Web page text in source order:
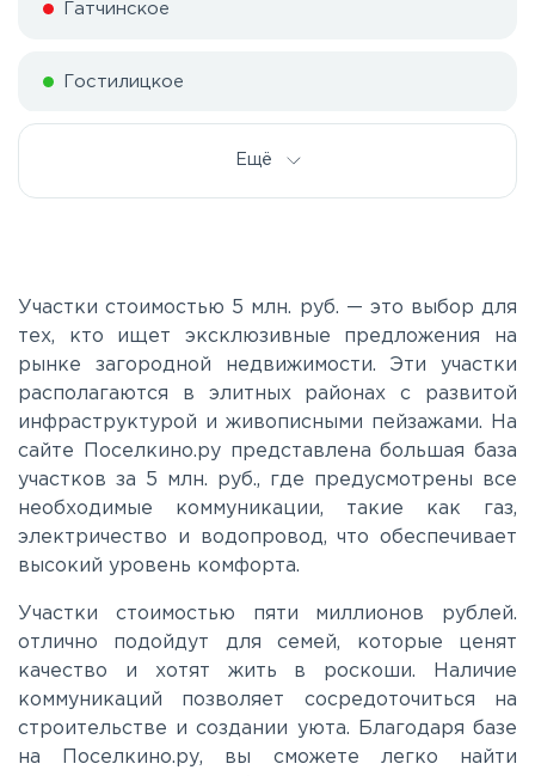
Гатчинское
Гостилицкое
Киевское
Ленинградское
Московское
Мурманское
Приморское
Приозерское
Ещё
Участки стоимостью 5 млн. руб. — это выбор для
тех, кто ищет эксклюзивные предложения на
рынке загородной недвижимости. Эти участки
располагаются в элитных районах с развитой
инфраструктурой и живописными пейзажами. На
сайте Поселкино.ру представлена большая база
участков за 5 млн. руб., где предусмотрены все
необходимые коммуникации, такие как газ,
электричество и водопровод, что обеспечивает
высокий уровень комфорта.
Участки стоимостью пяти миллионов рублей.
отлично подойдут для семей, которые ценят
качество и хотят жить в роскоши. Наличие
коммуникаций позволяет сосредоточиться на
строительстве и создании уюта. Благодаря базе
на Поселкино.ру, вы сможете легко найти